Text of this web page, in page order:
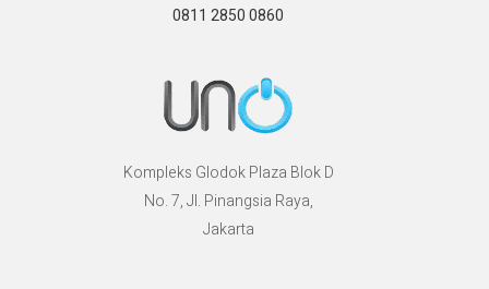
0811 2850 0860
Kompleks Glodok Plaza Blok D
No. 7, Jl. Pinangsia Raya,
Jakarta